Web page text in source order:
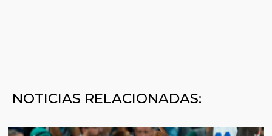
NOTICIAS RELACIONADAS: